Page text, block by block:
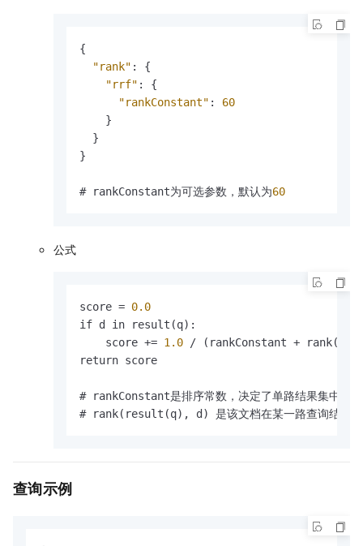
{
"rank" :
{
"rrf" :
{
"rankConstant" :
60
}
}
}
# rankConstant为可选参数，默认为60
公式
score = 0.0
if d in result(q) :
    score +=
1.0 / (rankConstant +
return score
# rankConstant是排序常数，决定了单路结果集中的文
# rank(result(q) , d) 是该文档在某一路查询结果
查询示例